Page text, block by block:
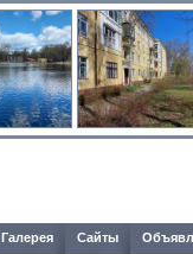
Галерея Сайты